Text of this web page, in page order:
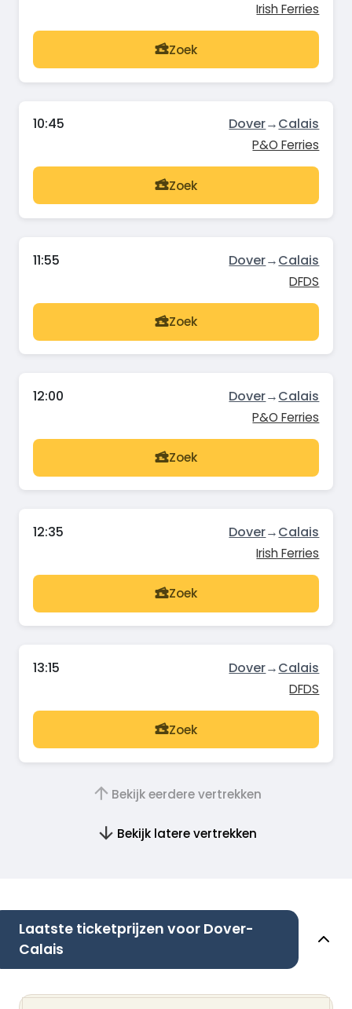
Irish Ferries
Zoek
10:45 Dover→Calais
P&O Ferries
Zoek
11:55 Dover→Calais
DFDS
Zoek
12:00 Dover→Calais
P&O Ferries
Zoek
12:35 Dover→Calais
Irish Ferries
Zoek
13:15 Dover→Calais
DFDS
Zoek
Bekijk eerdere vertrekken
Bekijk latere vertrekken
Laatste ticketprijzen voor Dover-
Calais